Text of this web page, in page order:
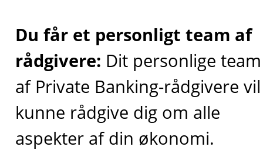
Du får et personligt team af
rådgivere: Dit personlige team
af Private Banking-rådgivere vil
kunne rådgive dig om alle
aspekter af din økonomi.